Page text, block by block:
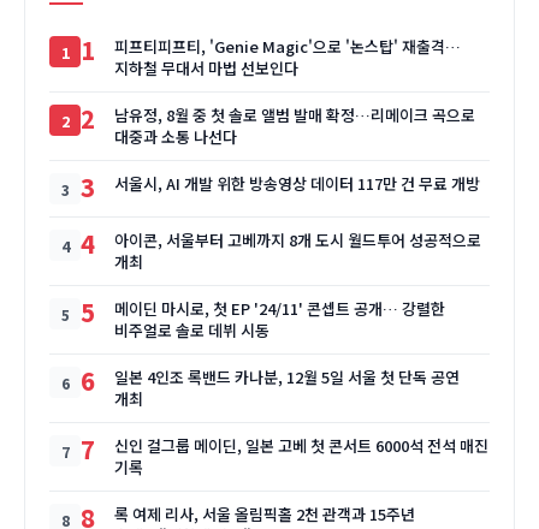
1
피프티피프티, 'Genie Magic'으로 '논스탑' 재출격…
지하철 무대서 마법 선보인다
2
남유정, 8월 중 첫 솔로 앨범 발매 확정…리메이크 곡으로
대중과 소통 나선다
3 서울시, AI 개발 위한 방송영상 데이터 117만 건 무료 개방
4
아이콘, 서울부터 고베까지 8개 도시 월드투어 성공적으로
개최
5
메이딘 마시로, 첫 EP '24/11' 콘셉트 공개… 강렬한
비주얼로 솔로 데뷔 시동
6
일본 4인조 록밴드 카나분, 12월 5일 서울 첫 단독 공연
개최
7
신인 걸그룹 메이딘, 일본 고베 첫 콘서트 6000석 전석 매진
기록
8
록 여제 리사, 서울 올림픽홀 2천 관객과 15주년